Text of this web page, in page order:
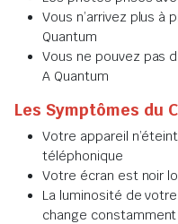
Vous n’arrivez plus à
Quantum
Vous ne pouvez pas
A Quantum
Les Symptômes du
Votre appareil
téléphonique
Votre écran est noir
La luminosité de
change constamment